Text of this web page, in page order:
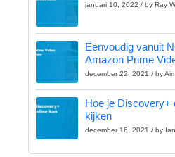
januari 10, 2022 / by Ray
Eenvoudig vanuit
Amazon Prime
december 22, 2021 / by
Hoe je Discovery+
kijken
december 16, 2021 / by